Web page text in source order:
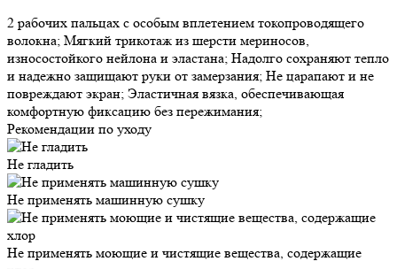
2 рабочих пальцах с особым вплетением токопроводящего
волокна; Мягкий трикотаж из шерсти мериносов,
износостойкого нейлона и эластана; Надолго сохраняют тепло
и надежно защищают руки от замерзания; Не царапают и не
повреждают экран; Эластичная вязка, обеспечивающая
комфортную фиксацию без пережимания;
Рекомендации по уходу
Не гладить
Не применять машинную сушку
Не применять моющие и чистящие вещества, содержащие